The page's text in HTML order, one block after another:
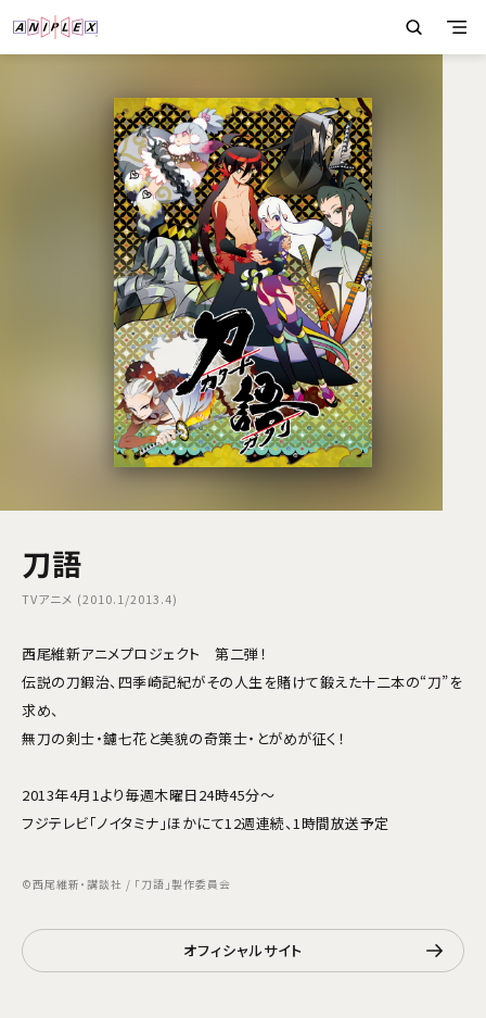
刀語
TVアニメ (2010.1/2013.4)
西尾維新アニメプロジェクト 第二弾！
伝説の刀鍜治、四季崎記紀がその人生を賭けて鍛えた十二本の“刀”を
求め、
無刀の剣士・鑢七花と美貌の奇策士・とがめが征く！
2013年4月1より毎週木曜日24時45分～
フジテレビ「ノイタミナ」ほかにて12週連続、1時間放送予定
©西尾維新・講談社 / 「刀語」製作委員会
オフィシャルサイト